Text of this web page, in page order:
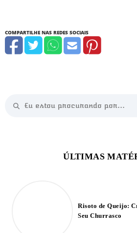
Risoto de Queijo:
Seu Churrasco